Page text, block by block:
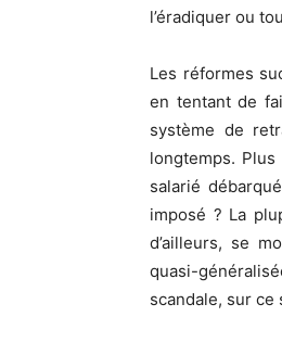
l’éradiquer ou
Les réformes
en tentant de
système de
longtemps.
salarié
imposé ? La
d’ailleurs, se
quasi-
scandale, sur ce